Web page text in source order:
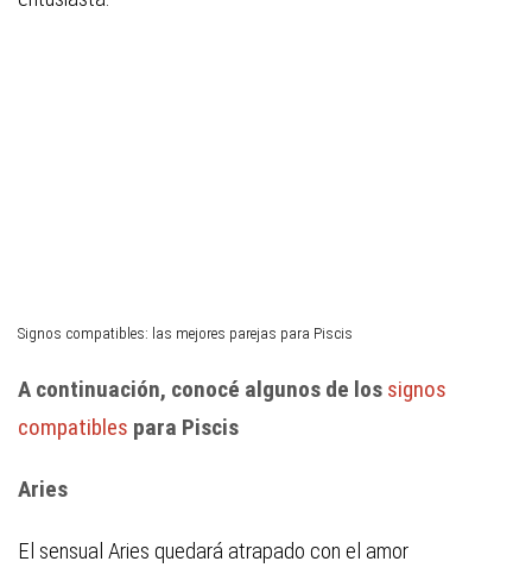
Signos compatibles: las mejores parejas para Piscis
A continuación, conocé algunos de los signos
compatibles para Piscis
Aries
El sensual Aries quedará atrapado con el amor